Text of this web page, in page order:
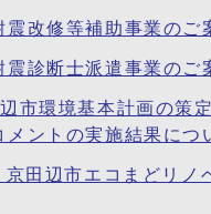
震改修等補助事業のご
震診断士派遣事業のご
市環境基本計画の策
メントの実施結果につ
田辺市エコまどリノ